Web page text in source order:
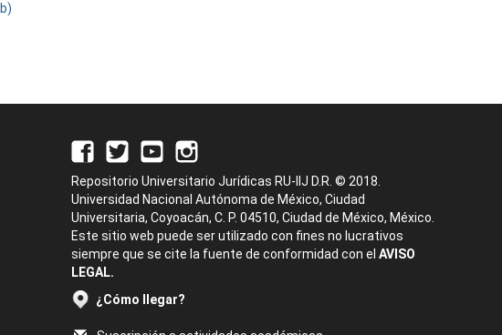
Repositorio Universitario Jurídicas RU-IIJ D.R. © 2018.
Universidad Nacional Autónoma de México, Ciudad
Universitaria, Coyoacán, C. P. 04510, Ciudad de México, México.
Este sitio web puede ser utilizado con fines no lucrativos
siempre que se cite la fuente de conformidad con el AVISO
LEGAL.
¿Cómo llegar?